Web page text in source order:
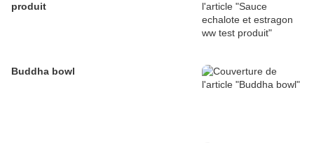
produit
Buddha bowl